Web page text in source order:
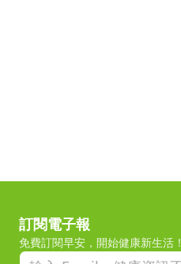
訂閱電子報
免費訂閱早安，開始健康新生活！